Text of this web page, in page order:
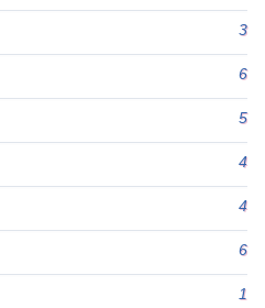
3
6
5
4
4
6
1